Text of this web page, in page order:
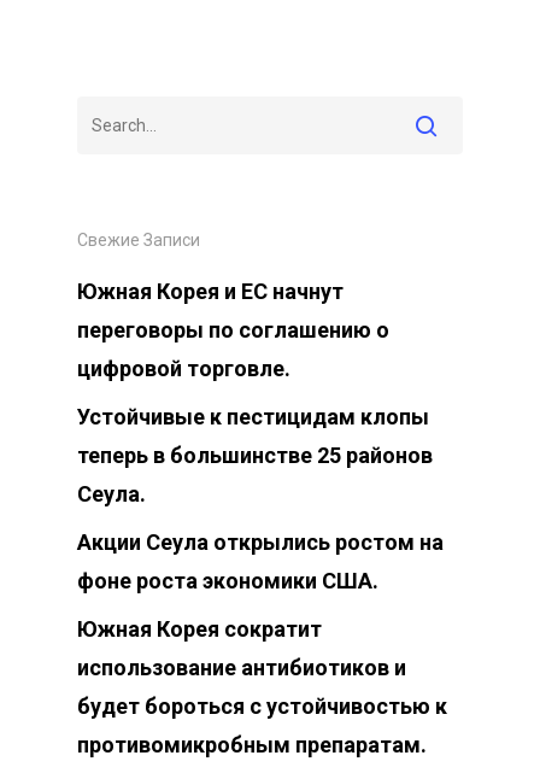
Свежие Записи
Южная Корея и ЕС начнут
переговоры по соглашению о
цифровой торговле.
Устойчивые к пестицидам клопы
теперь в большинстве 25 районов
Сеула.
Акции Сеула открылись ростом на
фоне роста экономики США.
Южная Корея сократит
использование антибиотиков и
будет бороться с устойчивостью к
противомикробным препаратам.